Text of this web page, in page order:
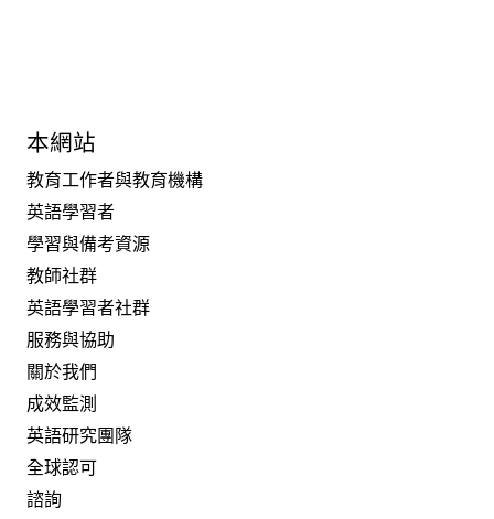
本網站
教育工作者與教育機構
英語學習者
學習與備考資源
教師社群
英語學習者社群
服務與協助
關於我們
成效監測
英語研究團隊
全球認可
諮詢